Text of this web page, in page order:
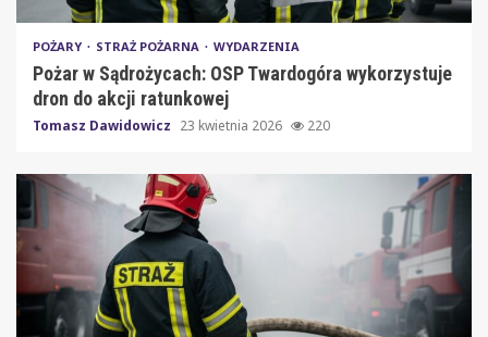
POŻARY STRAŻ POŻARNA WYDARZENIA
Pożar w Sądrożycach: OSP Twardogóra wykorzystuje
dron do akcji ratunkowej
Tomasz Dawidowicz 23 kwietnia 2026 220